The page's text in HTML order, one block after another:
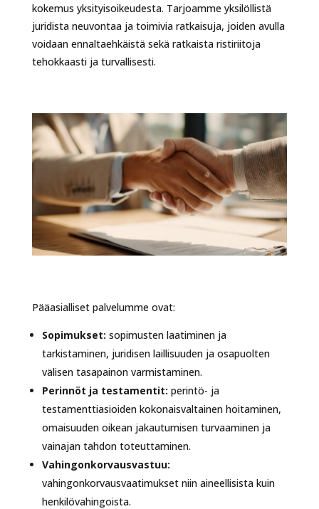
kokemus yksityisoikeudesta. Tarjoamme yksilöllistä
juridista neuvontaa ja toimivia ratkaisuja, joiden avulla
voidaan ennaltaehkäistä sekä ratkaista ristiriitoja
tehokkaasti ja turvallisesti.
Pääasialliset palvelumme ovat:
Sopimukset: sopimusten laatiminen ja
tarkistaminen, juridisen laillisuuden ja osapuolten
välisen tasapainon varmistaminen.
Perinnöt ja testamentit: perintö- ja
testamenttiasioiden kokonaisvaltainen hoitaminen,
omaisuuden oikean jakautumisen turvaaminen ja
vainajan tahdon toteuttaminen.
Vahingonkorvausvastuu:
vahingonkorvausvaatimukset niin aineellisista kuin
henkilövahingoista.